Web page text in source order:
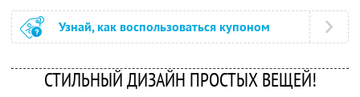
Узнай, как воспользоваться купоном
СТИЛЬНЫЙ ДИЗАЙН ПРОСТЫХ ВЕЩЕЙ!